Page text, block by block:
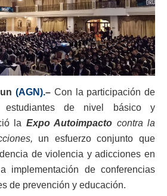
(AGN).– Con la participación de
de nivel básico y
la Expo Autoimpacto contra la
un esfuerzo conjunto que
de violencia y adicciones en
implementación de conferencias
de prevención y educación.